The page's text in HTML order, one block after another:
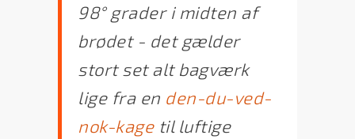
98° grader i midten af
brødet - det gælder
stort set alt bagværk
lige fra en den-du-ved-
nok-kagetil luftige